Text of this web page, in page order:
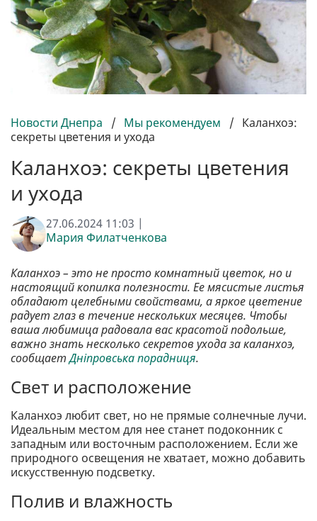
Новости Днепра / Мы рекомендуем / Каланхоэ:
секреты цветения и ухода
Каланхоэ: секреты цветения
и ухода
27.06.2024 11:03 |
Мария Филатченкова
Каланхоэ – это не просто комнатный цветок, но и
настоящий копилка полезности. Ее мясистые листья
обладают целебными свойствами, а яркое цветение
радует глаз в течение нескольких месяцев. Чтобы
ваша любимица радовала вас красотой подольше,
важно знать несколько секретов ухода за каланхоэ,
сообщаетДніпровська порадниця.
Свет и расположение
Каланхоэ любит свет, но не прямые солнечные лучи.
Идеальным местом для нее станет подоконник с
западным или восточным расположением. Если же
природного освещения не хватает, можно добавить
искусственную подсветку.
Полив и влажность